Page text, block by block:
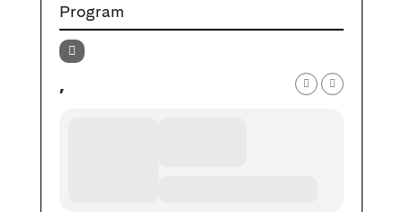
Program
,